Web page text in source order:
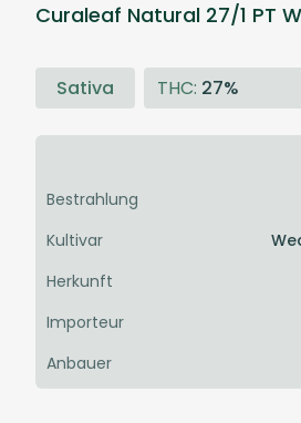
Curaleaf Natural 27/1 PT
Sativa THC: 27%
Bestrahlung
Kultivar
Herkunft
Importeur
Anbauer